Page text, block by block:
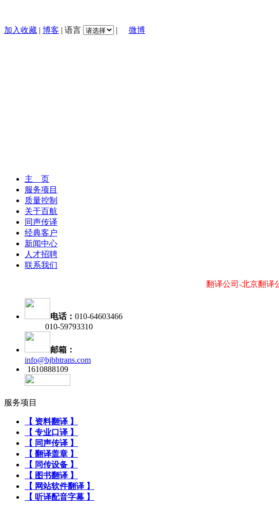
加入收藏 | 博客 | 语言 | 微博
主 页
服务项目
质量控制
关于百航
同声传译
经典客户
新闻中心
人才招聘
联系我们
翻译公司-北京翻译
电话： 010-64603466
010-59793310
邮箱：
info@bjbhtrans.com
1610888109
服务项目
【 资料翻译 】
【 专业口译 】
【 同声传译 】
【 翻译盖章 】
【 同传设备 】
【 图书翻译 】
【 网站软件翻译 】
【 听译配音字幕 】